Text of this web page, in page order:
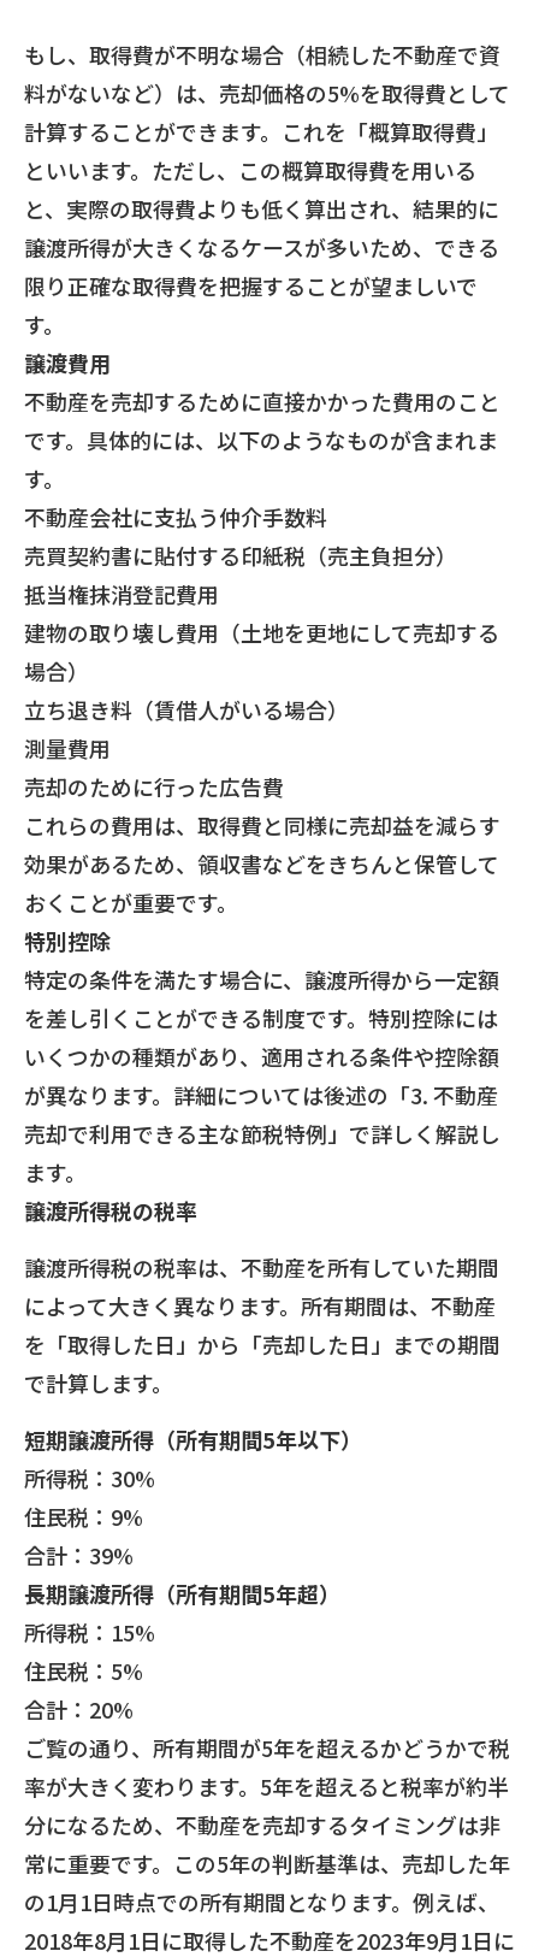
もし、取得費が不明な場合（相続した不動産で資
料がないなど）は、売却価格の5%を取得費として
計算することができます。これを「概算取得費」
といいます。ただし、この概算取得費を用いる
と、実際の取得費よりも低く算出され、結果的に
譲渡所得が大きくなるケースが多いため、できる
限り正確な取得費を把握することが望ましいで
す。
譲渡費用
不動産を売却するために直接かかった費用のこと
です。具体的には、以下のようなものが含まれま
す。
不動産会社に支払う仲介手数料
売買契約書に貼付する印紙税（売主負担分）
抵当権抹消登記費用
建物の取り壊し費用（土地を更地にして売却する
場合）
立ち退き料（賃借人がいる場合）
測量費用
売却のために行った広告費
これらの費用は、取得費と同様に売却益を減らす
効果があるため、領収書などをきちんと保管して
おくことが重要です。
特別控除
特定の条件を満たす場合に、譲渡所得から一定額
を差し引くことができる制度です。特別控除には
いくつかの種類があり、適用される条件や控除額
が異なります。詳細については後述の「3. 不動産
売却で利用できる主な節税特例」で詳しく解説し
ます。
譲渡所得税の税率
譲渡所得税の税率は、不動産を所有していた期間
によって大きく異なります。所有期間は、不動産
を「取得した日」から「売却した日」までの期間
で計算します。
短期譲渡所得（所有期間5年以下）
所得税：30%
住民税：9%
合計：39%
長期譲渡所得（所有期間5年超）
所得税：15%
住民税：5%
合計：20%
ご覧の通り、所有期間が5年を超えるかどうかで税
率が大きく変わります。5年を超えると税率が約半
分になるため、不動産を売却するタイミングは非
常に重要です。この5年の判断基準は、売却した年
の1月1日時点での所有期間となります。例えば、
2018年8月1日に取得した不動産を2023年9月1日に